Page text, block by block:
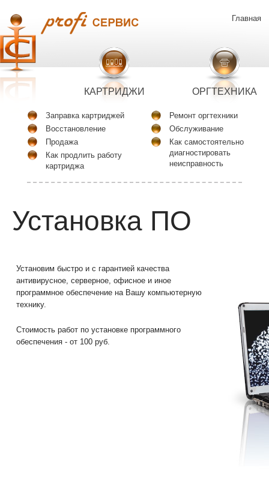
Главная
КАРТРИДЖИ ОРГТЕХНИКА
Заправка картриджей
Восстановление
Продажа
Как продлить работу
картриджа
Ремонт оргтехники
Обслуживание
Как самостоятельно
диагностировать
неисправность
Установка ПО
Установим быстро и с гарантией качества
антивирусное, серверное, офисное и иное
программное обеспечение на Вашу компьютерную
технику.
Стоимость работ по установке программного
обеспечения - от 100 руб.